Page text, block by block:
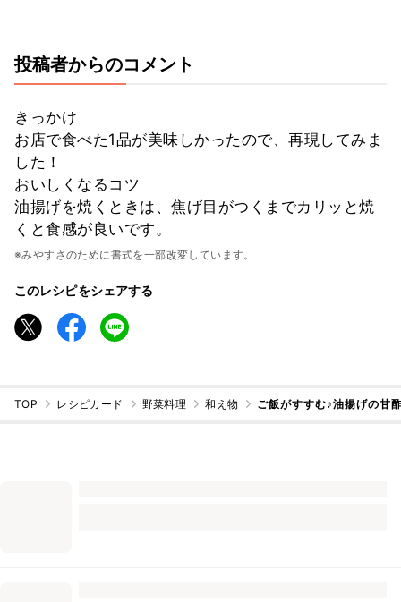
投稿者からのコメント
きっかけ
お店で食べた1品が美味しかったので、再現してみま
した！
おいしくなるコツ
油揚げを焼くときは、焦げ目がつくまでカリッと焼
くと食感が良いです。
※みやすさのために書式を一部改変しています。
このレシピをシェアする
TOP レシピカード 野菜料理 和え物 ご飯がすすむ♪油揚げの甘